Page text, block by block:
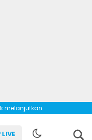
melanjutkan
LIVE